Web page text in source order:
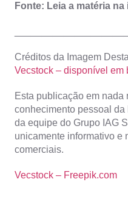
Fonte: Leia a matéria na
Créditos da Imagem
Vecstock – disponível em
Esta publicação em nada
conhecimento pessoal
da equipe do Grupo IAG
unicamente informativo e
comerciais.
Vecstock – Freepik.com